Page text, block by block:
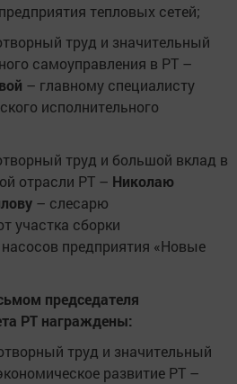
тепловых сетей;
труд и значительный
самоуправления в РТ –
– главному специалисту
исполнительного
труд и большой вклад в
отрасли РТ – Николаю
– слесарю
участка сборки
предприятия «Новые
председателя
РТ награждены:
труд и значительный
развитие РТ –